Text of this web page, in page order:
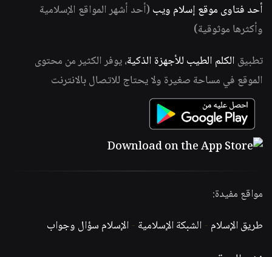
أحد فتاوى موقع إسلام ويب (أحد أشهر المواقع الإسلامية
وأكثرها موثوقية)
تطبيق الكلم الطيب للأجهزة الذكية، يوفر الكثير من محتوى
الموقع في مساحة صغيرة ولا يحتاج للاتصال بالانترنت
مواقع مفيدة:
طريق الإسلام -الشبكة الإسلامية -الإسلام سؤال وجواب